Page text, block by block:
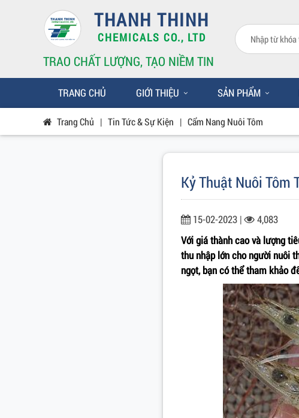
THANH THINH
CHEMICALS CO., LTD
TRAO CHẤT LƯỢNG, TẠO NIỀM TIN
TRANG CHỦ GIỚI THIỆU SẢN PHẨM
Trang Chủ | Tin Tức & Sự Kiện | Cẩm Nang Nuôi Tôm
Kỷ Thuật Nuôi Tôm
15-02-2023 |
4,083
Với giá thành cao và lượng
thu nhập lớn cho người nuôi
ngọt, bạn có thể tham khảo